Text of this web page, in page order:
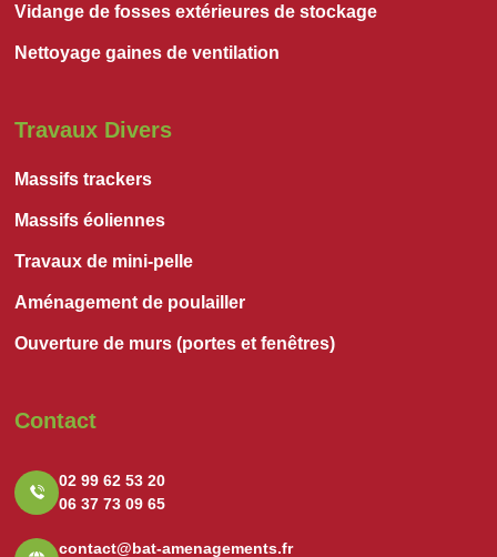
Vidange de fosses extérieures de stockage
Nettoyage gaines de ventilation
Travaux Divers
Massifs trackers
Massifs éoliennes
Travaux de mini-pelle
Aménagement de poulailler
Ouverture de murs (portes et fenêtres)
Contact
02 99 62 53 20
06 37 73 09 65
contact@bat-amenagements.fr